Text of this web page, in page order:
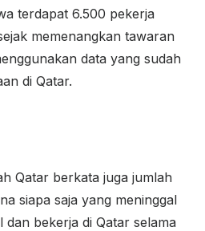
terdapat 6.500 pekerja
memenangkan tawaran
data yang sudah
di Qatar.
Qatar berkata juga jumlah
siapa saja yang meninggal
dan bekerja di Qatar selama